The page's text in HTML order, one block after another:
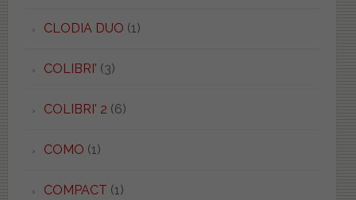
CLODIA DUO (1)
COLIBRI' (3)
COLIBRI' 2 (6)
COMO (1)
COMPACT (1)